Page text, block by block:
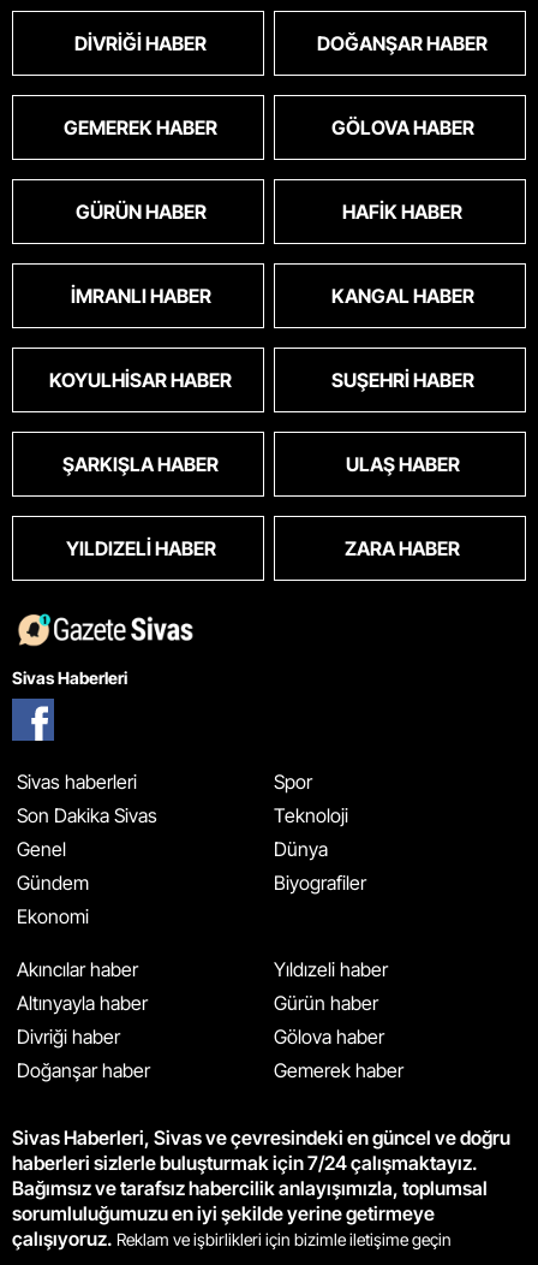
DIVRIĞI HABER DOĞANŞAR HABER
GEMEREK HABER GÖLOVA HABER
GÜRÜN HABER HAFIK HABER
İMRANLI HABER KANGAL HABER
KOYULHISAR HABER SUŞEHRI HABER
ŞARKIŞLA HABER ULAŞ HABER
YILDIZELI HABER ZARA HABER
Sivas Haberleri
Sivas haberleri
Son Dakika Sivas
Genel
Gündem
Ekonomi
Spor
Teknoloji
Dünya
Biyografiler
Akıncılar haber
Altınyayla haber
Divriği haber
Doğanşar haber
Yıldızeli haber
Gürün haber
Gölova haber
Gemerek haber
Sivas Haberleri, Sivas ve çevresindeki en güncel ve doğru
haberleri sizlerle buluşturmak için 7/24 çalışmaktayız.
Bağımsız ve tarafsız habercilik anlayışımızla, toplumsal
sorumluluğumuzu en iyi şekilde yerine getirmeye
çalışıyoruz. Reklam ve işbirlikleri için bizimle iletişime geçin